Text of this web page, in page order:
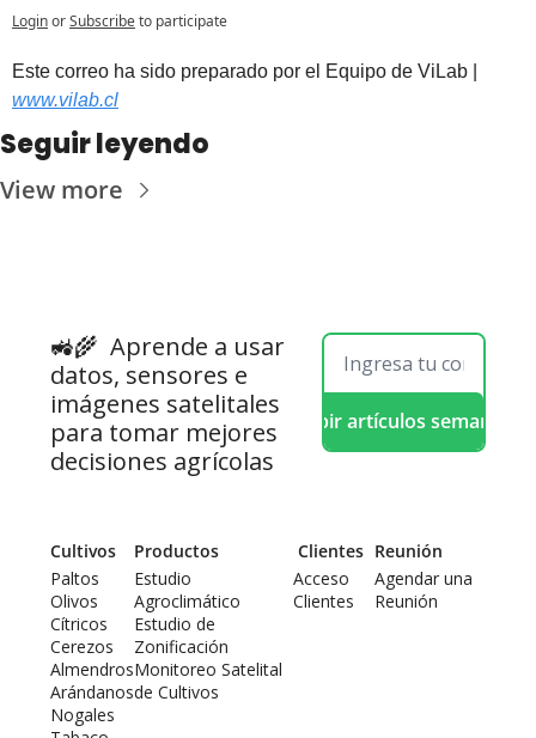
LoginorSubscribeto participate
Est
www.vilab.cl
Seguir leyendo
View more
🚜🌾 Aprende a usar
datos, sensores e
imágenes satelitales
para tomar mejores
decisiones agrícolas
Recibir artículos semanales
Cultivos
Paltos
Olivos
Cítricos
Cerezos
Almendros
Arándanos
Nogales
Productos
Estudio
Agroclimático
Estudio de
Zonificación
Monitoreo Satelital
de Cultivos
Clientes
Acceso
Clientes
Reunión
Agendar una
Reunión